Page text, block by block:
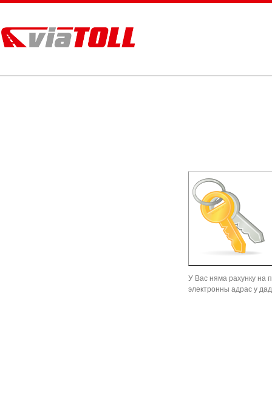
У Вас няма рахунку на
электронны адрас у